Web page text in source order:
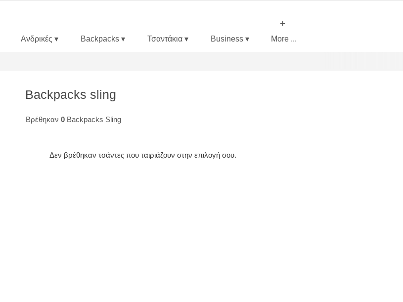
Ανδρικές ▾ Backpacks ▾ Τσαντάκια ▾ Business ▾
+
More ...
backpacks sling
Βρέθηκαν 0Backpacks Sling
Δεν βρέθηκαν τσάντες που ταιριάζουν στην επιλογή σου.